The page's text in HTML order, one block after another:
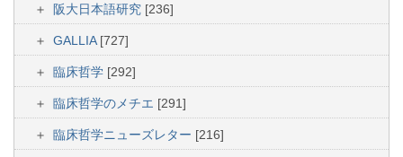
阪大日本語研究 [236]
GALLIA [727]
臨床哲学 [292]
臨床哲学のメチエ [291]
臨床哲学ニューズレター [216]